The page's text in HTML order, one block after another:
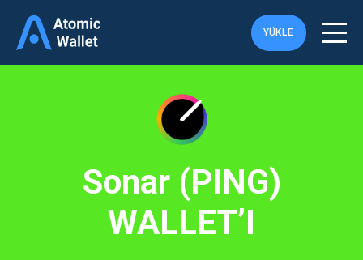
YÜKLE
Sonar (PING)
WALLET’I